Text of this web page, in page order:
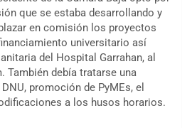
que se estaba desarrollando y
en comisión los proyectos
universitario así
del Hospital Garrahan, al
También debía tratarse una
promoción de PyMEs, el
a los husos horarios.